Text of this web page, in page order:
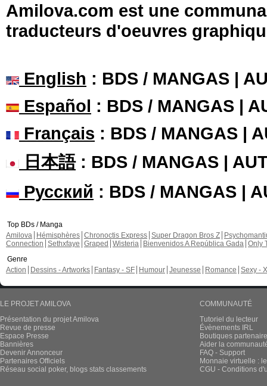
Amilova.com est une
traducteurs d'oeuvres
English : BDS / MANGAS |
Español : BDS / MANGAS |
Français : BDS / MANGAS |
日本語: BDS / MANGAS |
Русский : BDS / MANGAS |
Top BDs / Manga
Amilova
Hémisphères Chronoctis Express Super Dragon Bros Z
Connection Sethxfaye Graped Wisteria Bienvenidos A República Gada Only
Genre
Action
Dessins - Artworks Fantasy - SF Humour Jeunesse Romance Sexy -
LE PROJET AMILOVA
Présentation du projet Amilova
Revue de presse
Espace Presse
Bannières
Devenir Annonceur
Partenaires Officiels
Réseau social poker, blogs stats classements
COMMUNAUTÉ
Tutoriel du lecteur
Évènements IRL
Boutiques
Aider la
FAQ - Support
Monnaie virtuelle :
CGU - Conditions